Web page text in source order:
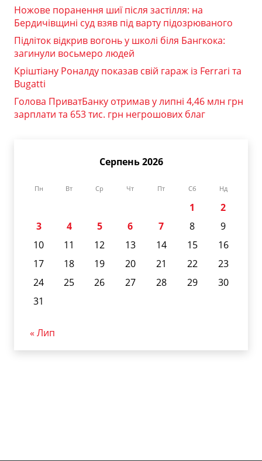
Ножове поранення шиї після застілля: на
Бердичівщині суд взяв під варту підозрюваного
Підліток відкрив вогонь у школі біля Бангкока:
загинули восьмеро людей
Кріштіану Роналду показав свій гараж із Ferrari та
Bugatti
Голова ПриватБанку отримав у липні 4,46 млн грн
зарплати та 653 тис. грн негрошових благ
Серпень 2026
Пн Вт Ср Чт Пт Сб Нд
1
2
3
4 5 6 7 8
9
10
11 12 13 14 15
16
17
18 19 20 21 22
23
24
25 26 27 28 29
30
31
« Лип